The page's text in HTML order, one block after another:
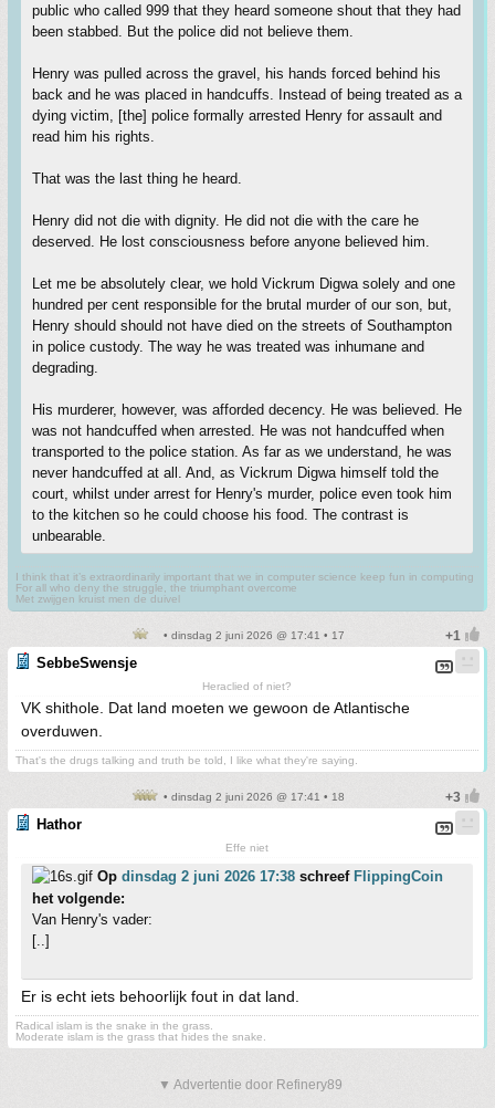
public who called 999 that they heard someone shout that they had
been stabbed. But the police did not believe them.
Henry was pulled across the gravel, his hands forced behind his
back and he was placed in handcuffs. Instead of being treated as a
dying victim, [the] police formally arrested Henry for assault and
read him his rights.
That was the last thing he heard.
Henry did not die with dignity. He did not die with the care he
deserved. He lost consciousness before anyone believed him.
Let me be absolutely clear, we hold Vickrum Digwa solely and one
hundred per cent responsible for the brutal murder of our son, but,
Henry should should not have died on the streets of Southampton
in police custody. The way he was treated was inhumane and
degrading.
His murderer, however, was afforded decency. He was believed. He
was not handcuffed when arrested. He was not handcuffed when
transported to the police station. As far as we understand, he was
never handcuffed at all. And, as Vickrum Digwa himself told the
court, whilst under arrest for Henry's murder, police even took him
to the kitchen so he could choose his food. The contrast is
unbearable.
I think that it’s extraordinarily important that we in computer science keep fun in computing
For all who deny the struggle, the triumphant overcome
Met zwijgen kruist men de duivel
• dinsdag 2 juni 2026 @ 17:41 • 17
SebbeSwensje
Heraclied of niet?
VK shithole. Dat land moeten we gewoon de Atlantische
overduwen.
That's the drugs talking and truth be told, I like what they're saying.
• dinsdag 2 juni 2026 @ 17:41 • 18
Hathor
Effe niet
Op dinsdag 2 juni 2026 17:38 schreef FlippingCoin
het volgende:
Van Henry's vader:
[..]
Er is echt iets behoorlijk fout in dat land.
Radical islam is the snake in the grass.
Moderate islam is the grass that hides the snake.
▼ Advertentie door Refinery89